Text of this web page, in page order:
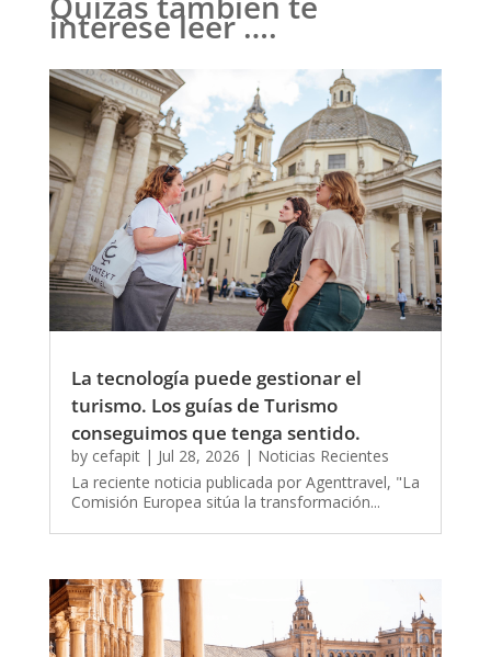
interese leer ….
La tecnología puede gestionar el
turismo. Los guías de Turismo
conseguimos que tenga sentido.
by cefapit| Jul 28, 2026 | Noticias Recientes
La reciente noticia publicada por Agenttravel, "La
Comisión Europea sitúa la transformación...